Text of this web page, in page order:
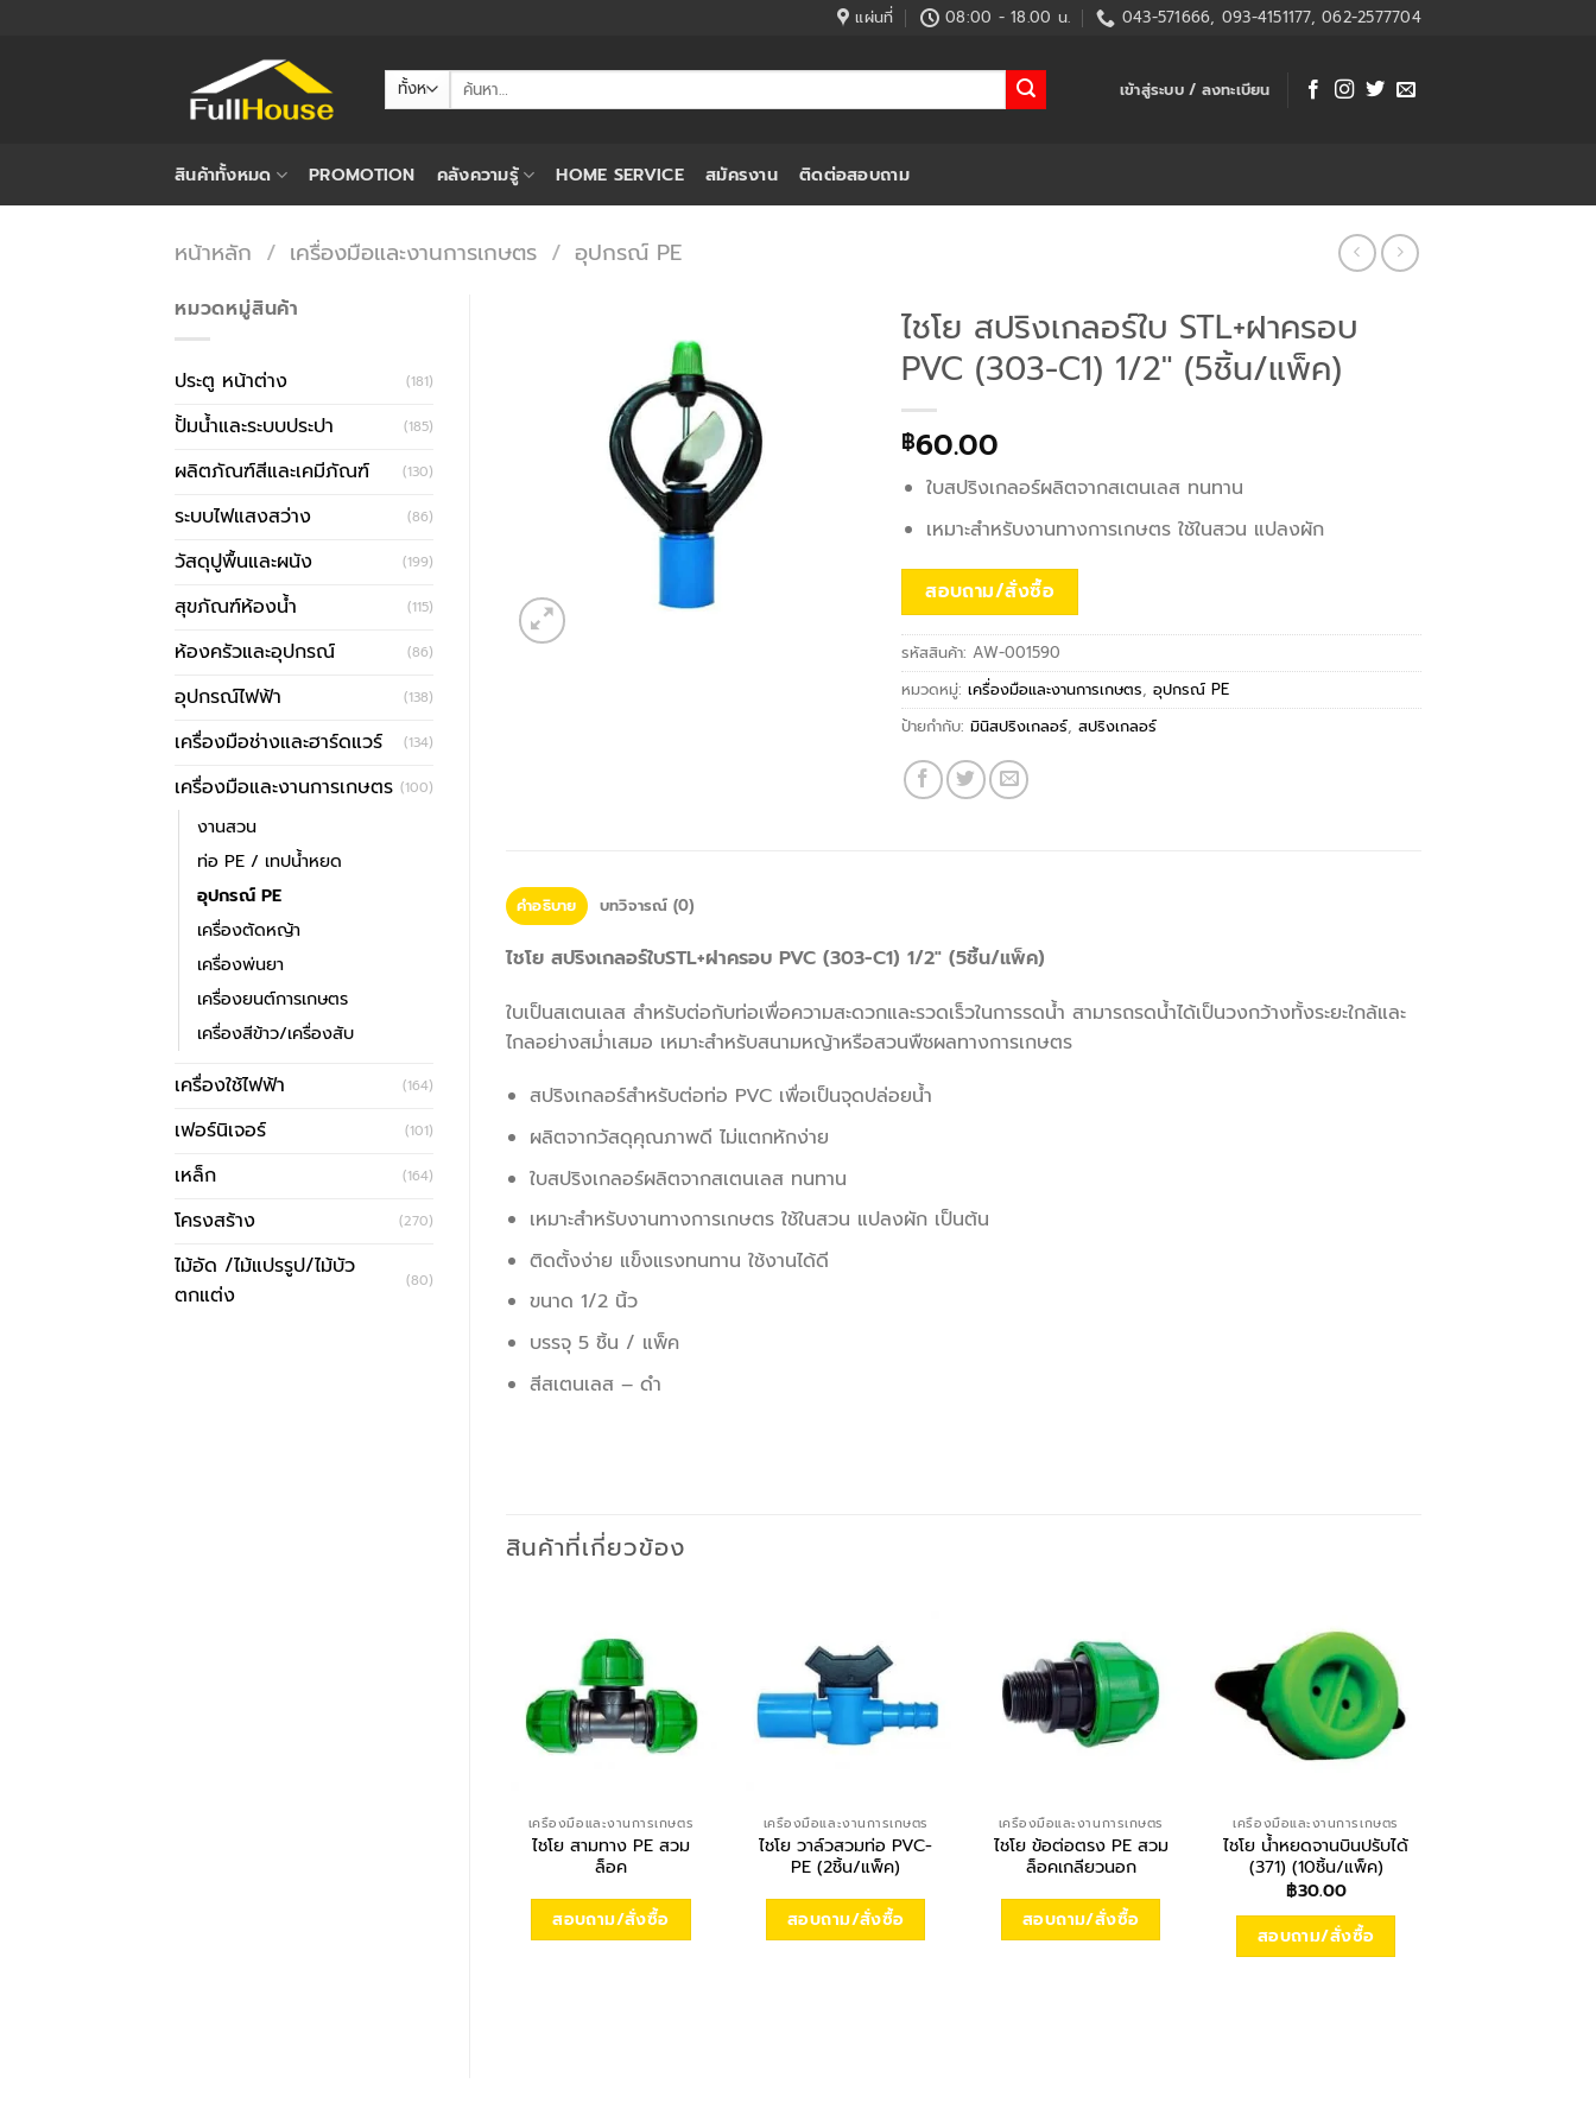
แผ่นที่ 08:00 - 18.00 น. 043-571666, 093-4151177, 062-2577704
ค้นหา: เข้าสู่ระบบ / ลงทะเบียน
สินค้าทั้งหมด PROMOTION คลังความรู้ HOME SERVICE สมัครงาน ติดต่อสอบถาม
หน้าหลัก / เครื่องมือและงานการเกษตร / อุปกรณ์ PE
หมวดหมู่สินค้า
ประตู หน้าต่าง (181)
ปั้มน้ำและระบบประปา (185)
ผลิตภัณฑ์สีและเคมีภัณฑ์ (130)
ระบบไฟแสงสว่าง (86)
วัสดุปูพื้นและผนัง (199)
สุขภัณฑ์ห้องน้ำ (115)
ห้องครัวและอุปกรณ์ (86)
อุปกรณ์ไฟฟ้า (138)
เครื่องมือช่างและฮาร์ดแวร์ (134)
เครื่องมือและงานการเกษตร (100)
งานสวน
ท่อ PE / เทปน้ำหยด
อุปกรณ์ PE
เครื่องตัดหญ้า
เครื่องพ่นยา
เครื่องยนต์การเกษตร
เครื่องสีข้าว/เครื่องสับ
เครื่องใช้ไฟฟ้า (164)
เฟอร์นิเจอร์ (101)
เหล็ก (164)
โครงสร้าง (270)
ไม้อัด /ไม้แปรรูป/ไม้บัว
ตกแต่ง
(80)
ไชโย สปริงเกลอร์ใบ STL+ฝาครอบ
PVC (303-C1) 1/2″ (5ชิ้น/แพ็ค)
฿60.00
ใบสปริงเกลอร์ผลิตจากสเตนเลส ทนทาน
เหมาะสำหรับงานทางการเกษตร ใช้ในสวน แปลงผัก
สอบถาม/สั่งซื้อ
รหัสสินค้า:AW-001590
หมวดหมู่:เครื่องมือและงานการเกษตร,อุปกรณ์ PE
ป้ายกำกับ:มินิสปริงเกลอร์,สปริงเกลอร์
คำอธิบาย บทวิจารณ์ (0)
ไชโย สปริงเกลอร์ใบSTL+ฝาครอบ PVC (303-C1) 1/2″ (5ชิ้น/แพ็ค)
ใบเป็นสเตนเลส สำหรับต่อกับท่อเพื่อความสะดวกและรวดเร็วในการรดน้ำ สามารถรดน้ำได้เป็นวงกว้างทั้งระยะใกล้และ
ไกลอย่างสม่ำเสมอ เหมาะสำหรับสนามหญ้าหรือสวนพืชผลทางการเกษตร
สปริงเกลอร์สำหรับต่อท่อ PVC เพื่อเป็นจุดปล่อยน้ำ
ผลิตจากวัสดุคุณภาพดี ไม่แตกหักง่าย
ใบสปริงเกลอร์ผลิตจากสเตนเลส ทนทาน
เหมาะสำหรับงานทางการเกษตร ใช้ในสวน แปลงผัก เป็นต้น
ติดตั้งง่าย แข็งแรงทนทาน ใช้งานได้ดี
ขนาด 1/2 นิ้ว
บรรจุ 5 ชิ้น / แพ็ค
สีสเตนเลส – ดำ
สินค้าที่เกี่ยวข้อง
เครื่องมือและงานการเกษตร
ไชโย สามทาง PE สวม
ล็อค
สอบถาม/สั่งซื้อ
เครื่องมือและงานการเกษตร
ไชโย วาล์วสวมท่อ PVC-
PE (2ชิ้น/แพ็ค)
สอบถาม/สั่งซื้อ
เครื่องมือและงานการเกษตร
ไชโย ข้อต่อตรง PE สวม
ล็อคเกลียวนอก
สอบถาม/สั่งซื้อ
เครื่องมือและงานการเกษตร
ไชโย น้ำหยดจานบินปรับได้
(371) (10ชิ้น/แพ็ค)
฿30.00
สอบถาม/สั่งซื้อ